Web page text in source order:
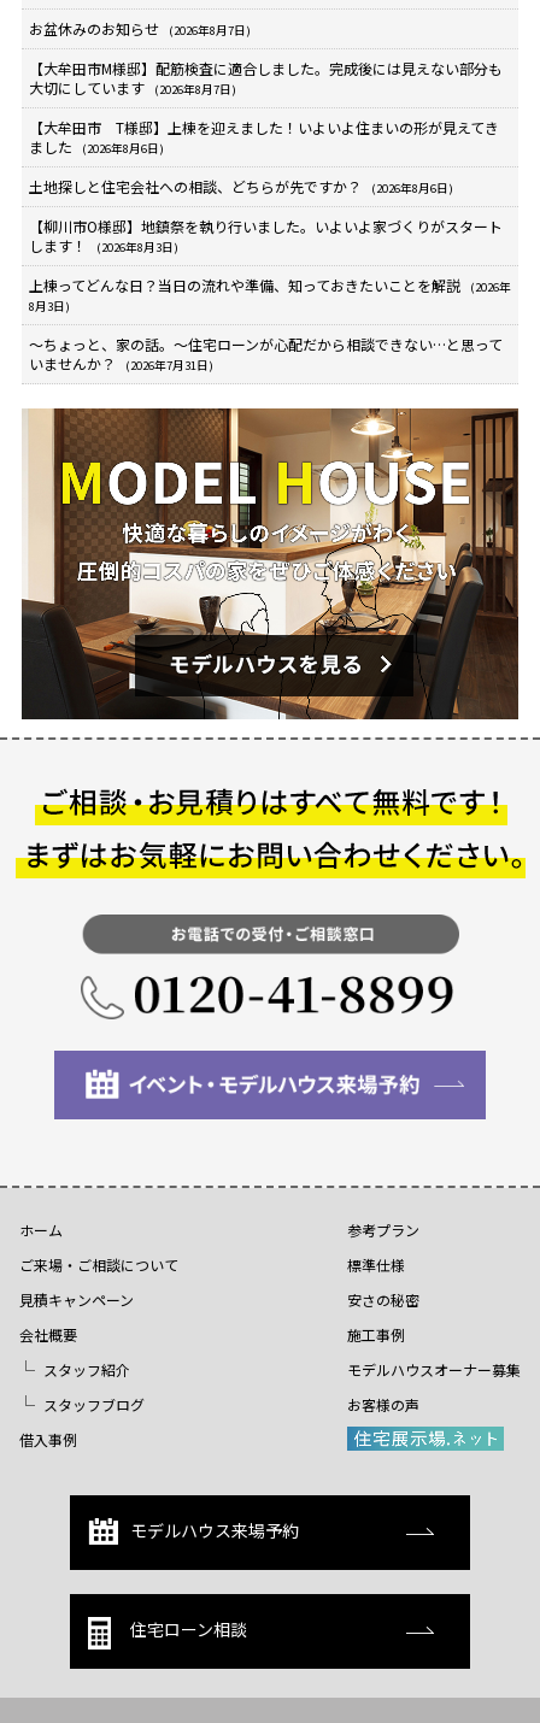
お盆休みのお知らせ (2026年8月7日)
【大牟田市M様邸】配筋検査に適合しました。完成後には見えない部分も
大切にしています
(2026年8月7日)
【大牟田市 T様邸】上棟を迎えました！いよいよ住まいの形が見えてき
ました
(2026年8月6日)
土地探しと住宅会社への相談、どちらが先ですか？ (2026年8月6日)
【柳川市O様邸】地鎮祭を執り行いました。いよいよ家づくりがスタート
します！
(2026年8月3日)
上棟ってどんな日？当日の流れや準備、知っておきたいことを解説
(2026年
8月3日)
～ちょっと、家の話。～住宅ローンが心配だから相談できない…と思って
いませんか？
(2026年7月31日)
ホーム
ご来場・ご相談について
見積キャンペーン
会社概要
スタッフ紹介
スタッフブログ
借入事例
参考プラン
標準仕様
安さの秘密
施工事例
モデルハウスオーナー募集
お客様の声
モデルハウス来場予約
住宅ローン相談